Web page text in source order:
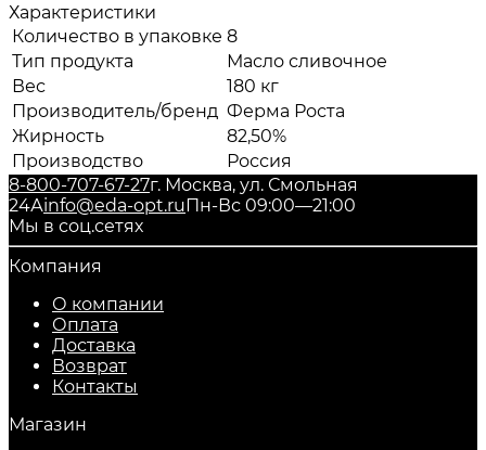
Характеристики
Количество в упаковке 8
Тип продукта
Масло сливочное
Вес
180 кг
Производитель/бренд Ферма Роста
Жирность
82,50%
Производство
Россия
8-800-707-67-27г. Москва, ул. Смольная
24Аinfo@eda-opt.ruПн-Вс 09:00—21:00
Мы в соц.сетях
Компания
О компании
Оплата
Доставка
Возврат
Контакты
Магазин